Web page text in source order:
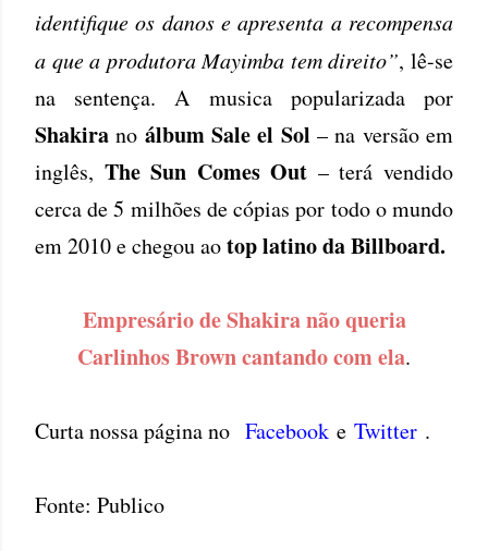
identifique os danos e apresenta a recompensa
a que a produtora Mayimba tem direito”, lê-se
na sentença. A musica popularizada por
Shakirano álbum Sale el Sol – na versão em
inglês, The Sun Comes Out – terá vendido
cerca de 5 milhões de cópias por todo o mundo
em 2010 e chegou aotop latino da Billboard.
Empresário de Shakira não queria
Carlinhos Brown cantando com ela.
Curta nossa página no Facebook e Twitter .
Fonte: Publico